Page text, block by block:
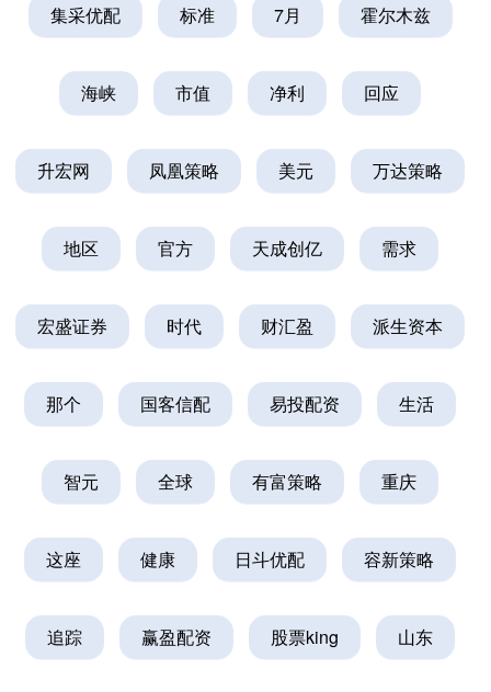
集采优配 标准 7月 霍尔木兹
海峡 市值 净利 回应
升宏网 凤凰策略 美元 万达策略
地区 官方 天成创亿 需求
宏盛证券 时代 财汇盈 派生资本
那个 国客信配 易投配资 生活
智元 全球 有富策略 重庆
这座 健康 日斗优配 容新策略
追踪 赢盈配资 股票king 山东